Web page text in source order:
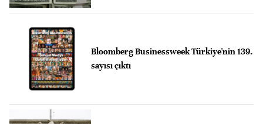
Bloomberg Businessweek Türkiye'nin 139.
sayısı çıktı